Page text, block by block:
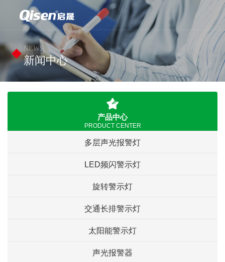
NEWS
新闻中心
产品中心
PRODUCT CENTER
多层声光报警灯
LED频闪警示灯
旋转警示灯
交通长排警示灯
太阳能警示灯
声光报警器